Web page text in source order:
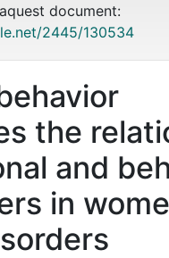
document:
2445/130534
the
and
in